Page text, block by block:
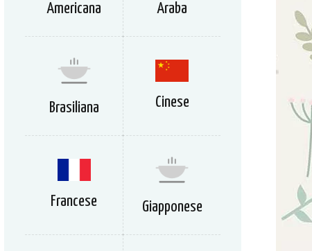
Americana Araba
Brasiliana Cinese
Francese Giapponese